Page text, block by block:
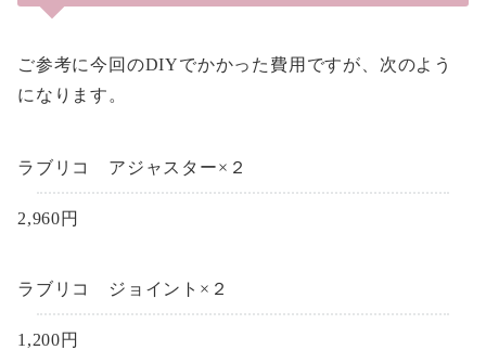
ご参考に今回のDIYでかかった費用ですが、次のよう
になります。
ラブリコ アジャスター×２
2,960円
ラブリコ ジョイント×２
1,200円